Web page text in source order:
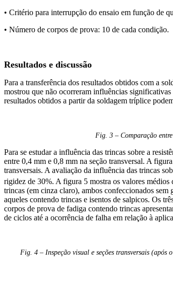
• Critério para interrupção do ensaio em função de
• Número de corpos de prova: 10 de cada condição.
Resultados e discussão
Para a transferência dos resultados obtidos com a
mostrou que não ocorreram influências significativas
resultados obtidos a partir da soldagem tríplice
Fig. 3 – Comparação
Para se estudar a influência das trincas sobre a
entre 0,4 mm e 0,8 mm na seção transversal. A
transversais. A avaliação da influência das trincas
rigidez de 30%. A figura 5 mostra os valores médios
trincas (em cinza claro), ambos confeccionados
aqueles contendo trincas e isentos de salpicos. Os
corpos de prova de fadiga contendo trincas
de ciclos até a ocorrência de falha em relação à
Fig. 4 – Inspeção visual e seções transversais